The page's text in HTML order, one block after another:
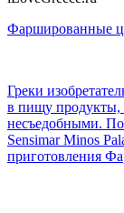
Фаршированные
Греки
в пищу продукты,
несъедобными.
Sensimar Minos
приготовления